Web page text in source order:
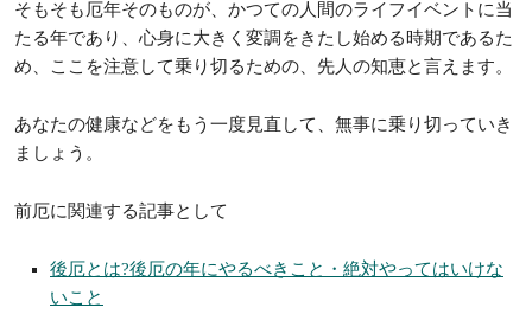
と厄というのは、「心身に変化が出る時だから、気を付けまし
ょう」という先人からの知恵なのであって、厄年だから、必ず
悪いことが起こるわけではありません。
前厄だから何かが起こるのではなく、前厄だからと思い込むこ
とで、潜在意識が影響を受けて、悪い方向へ引き寄せの法則が
と、胸を張って堂々と生きましょう。